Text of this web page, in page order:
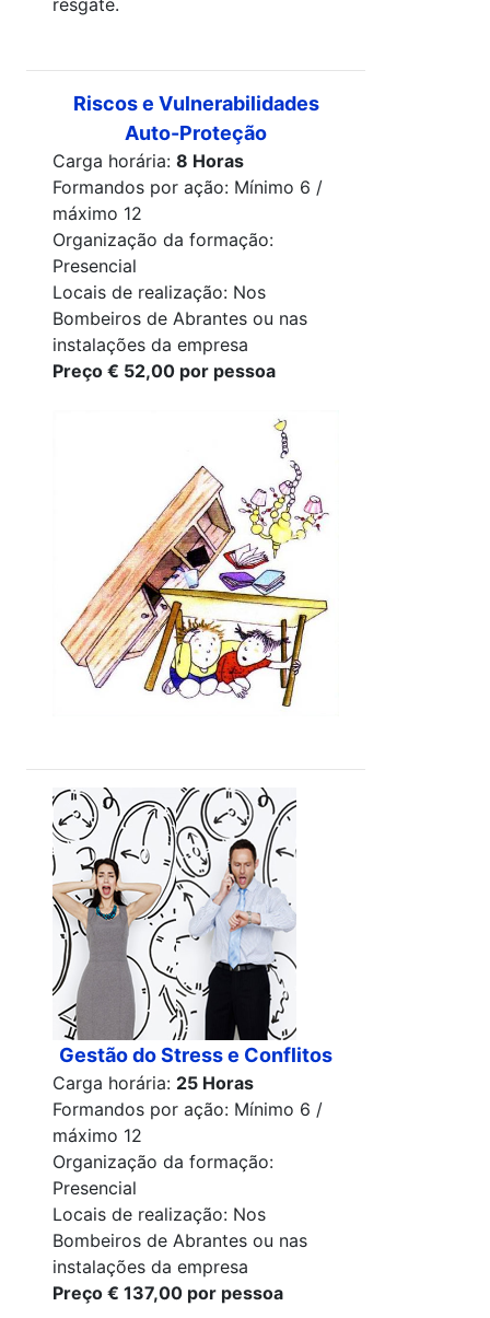
Riscos e Vulnerabilidades
Auto-Proteção
Carga horária: 8 Horas
Formandos por ação: Mínimo 6 /
máximo 12
Organização da formação:
Presencial
Locais de realização: Nos
Bombeiros de Abrantes ou nas
instalações da empresa
Preço € 52,00 por pessoa
Gestão do Stress e Conflitos
Carga horária: 25 Horas
Formandos por ação: Mínimo 6 /
máximo 12
Organização da formação:
Presencial
Locais de realização: Nos
Bombeiros de Abrantes ou nas
instalações da empresa
Preço € 137,00 por pessoa